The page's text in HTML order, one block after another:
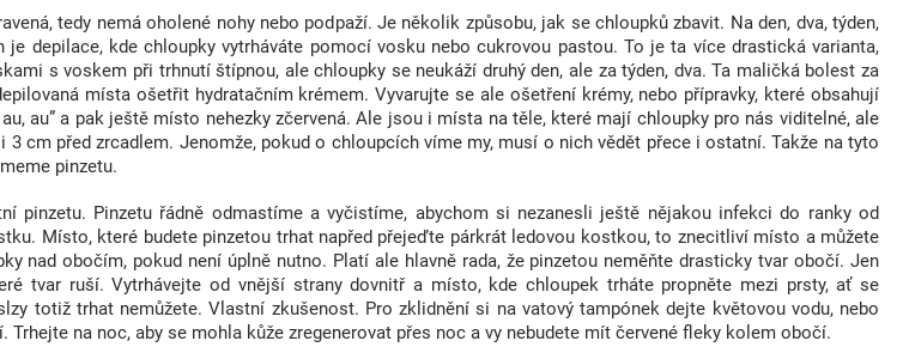
tedy nemá oholené nohy nebo podpaží. Je několik způsobu, jak se chloupků zbavit. Na den, dva, týden,
je depilace, kde chloupky vytrháváte pomocí vosku nebo cukrovou pastou. To je ta více drastická varianta,
s voskem při trhnutí štípnou, ale chloupky se neukáží druhý den, ale za týden, dva. Ta maličká bolest za
místa ošetřit hydratačním krémem. Vyvarujte se ale ošetření krémy, nebo přípravky, které obsahují
au” a pak ještě místo nehezky zčervená. Ale jsou i místa na těle, které mají chloupky pro nás viditelné, ale
3 cm před zrcadlem. Jenomže, pokud o chloupcích víme my, musí o nich vědět přece i ostatní. Takže na tyto
pinzetu.
pinzetu. Pinzetu řádně odmastíme a vyčistíme, abychom si nezanesli ještě nějakou infekci do ranky od
Místo, které budete pinzetou trhat napřed přejeďte párkrát ledovou kostkou, to znecitliví místo a můžete
nad obočím, pokud není úplně nutno. Platí ale hlavně rada, že pinzetou neměňte drasticky tvar obočí. Jen
tvar ruší. Vytrhávejte od vnější strany dovnitř a místo, kde chloupek trháte propněte mezi prsty, ať se
totiž trhat nemůžete. Vlastní zkušenost. Pro zklidnění si na vatový tampónek dejte květovou vodu, nebo
na noc, aby se mohla kůže zregenerovat přes noc a vy nebudete mít červené fleky kolem obočí.